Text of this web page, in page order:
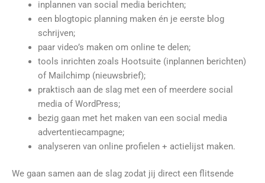
inplannen van social media berichten;
een blogtopic planning maken én je eerste blog
schrijven;
paar video’s maken om online te delen;
tools inrichten zoals Hootsuite (inplannen berichten)
of Mailchimp (nieuwsbrief);
praktisch aan de slag met een of meerdere social
media of WordPress;
bezig gaan met het maken van een social media
advertentiecampagne;
analyseren van online profielen + actielijst maken.
We gaan samen aan de slag zodat jij direct een flitsende